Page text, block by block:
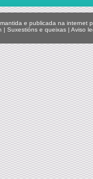
e publicada na internet
| Suxestións e queixas | Aviso